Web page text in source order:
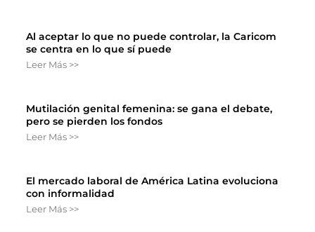
Al aceptar lo que no puede controlar, la Caricom
se centra en lo que sí puede
Leer Más >>
Mutilación genital femenina: se gana el debate,
pero se pierden los fondos
Leer Más >>
El mercado laboral de América Latina evoluciona
con informalidad
Leer Más >>